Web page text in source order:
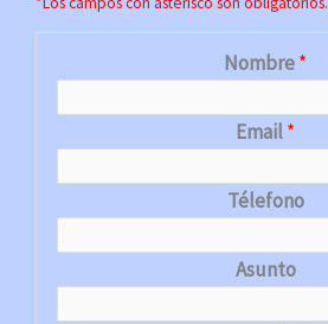
Nombre*
Email*
Télefono
Asunto